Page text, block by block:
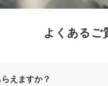
よくあるご
えますか？